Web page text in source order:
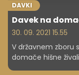
DAVKI
Davek na
30. 09. 2021 15.55
V državnem zboru
domače hišne